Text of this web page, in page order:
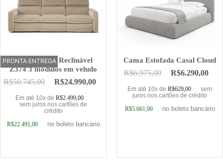
OFERTA
PRONTA ENTREGA
Sofá Elétrico Reclinável
Z374 3 módulos em veludo
R$50.745,00 R$24.990,00
Em até 10x de R$2.499,00
sem juros nos cartões de
crédito
R$22.491,00 no boleto bancário
Cama Estofada Casal Cloud
R$6.975,00 R$6.290,00
Em até 10x de R$629,00
sem
juros nos cartões de crédito
R$5.661,00 no boleto bancário